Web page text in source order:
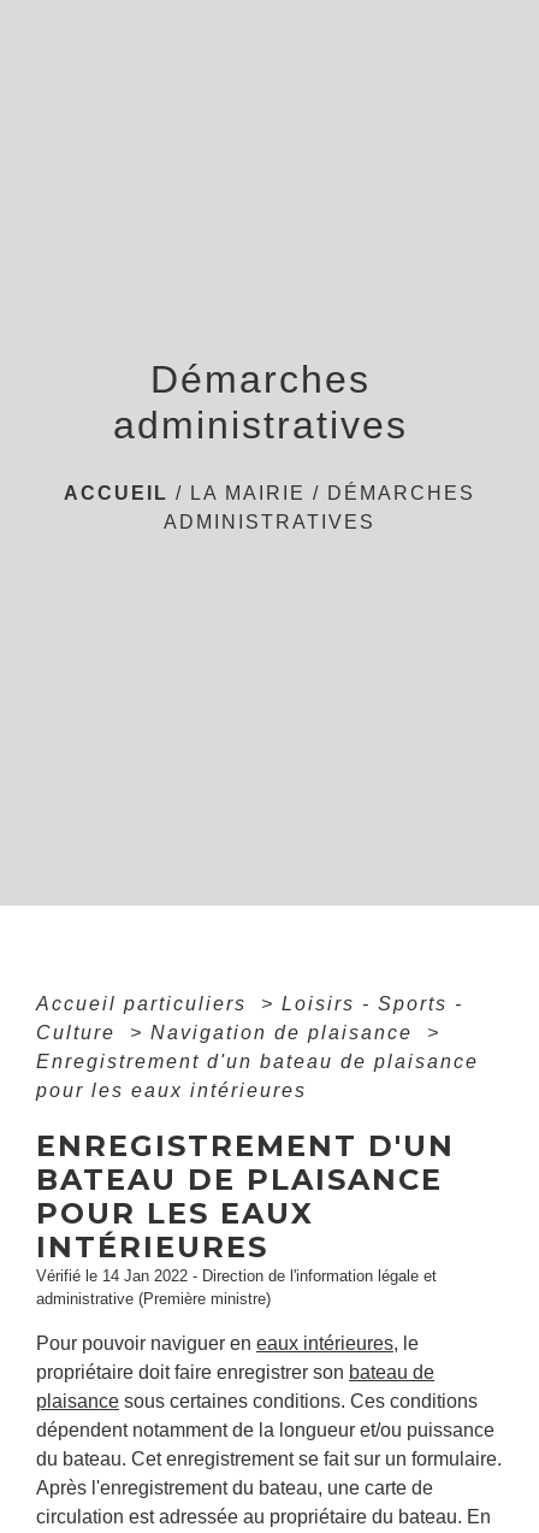
Démarches
administratives
ACCUEIL / LA MAIRIE / DÉMARCHES
ADMINISTRATIVES
Accueil particuliers > Loisirs - Sports -
Culture
> Navigation de plaisance
>
Enregistrement d'un bateau de plaisance
pour les eaux intérieures
ENREGISTREMENT D'UN
BATEAU DE PLAISANCE
POUR LES EAUX
INTÉRIEURES
Vérifié le 14 Jan 2022 - Direction de l'information légale et
administrative (Première ministre)
Pour pouvoir naviguer en eaux intérieures, le
propriétaire doit faire enregistrer son bateau de
plaisance sous certaines conditions. Ces conditions
dépendent notamment de la longueur et/ou puissance
du bateau. Cet enregistrement se fait sur un formulaire.
Après l'enregistrement du bateau, une carte de
circulation est adressée au propriétaire du bateau. En